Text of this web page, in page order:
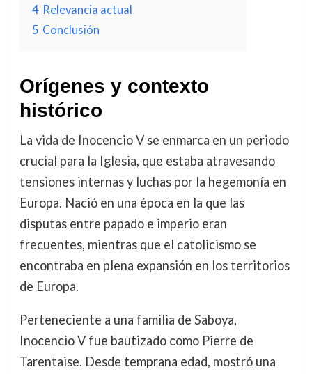
4 Relevancia actual
5 Conclusión
Orígenes y contexto
histórico
La vida de Inocencio V se enmarca en un periodo
crucial para la Iglesia, que estaba atravesando
tensiones internas y luchas por la hegemonía en
Europa. Nació en una época en la que las
disputas entre papado e imperio eran
frecuentes, mientras que el catolicismo se
encontraba en plena expansión en los territorios
de Europa.
Perteneciente a una familia de Saboya,
Inocencio V fue bautizado como Pierre de
Tarentaise. Desde temprana edad, mostró una